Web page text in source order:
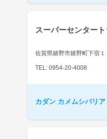
スーパーセンター
佐賀県嬉野市嬉野町下宿１
TEL: 0954-20-4008
カダン カメムシバリ